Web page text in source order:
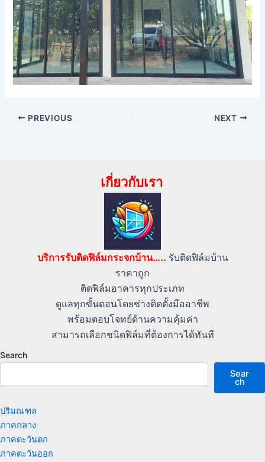
PREVIOUS NEXT
เกี่ยวกับเรา
บริการรับติดฟิล์มกระจกบ้าน….. รับติดฟิล์มบ้าน
ราคาถูก
ติดฟิล์มอาคารทุกประเภท
ดูแลทุกขั้นตอนโดยช่างติดตั้งมืออาชีพ
พร้อมตอบโจทย์ด้านความคุ้มค่า
สามารถเลือกชนิดฟิล์มที่ต้องการได้ทันที
Search
Sear
ch
ปริมณฑล
ภาคกลาง
ภาคตะวันตก
ภาคตะวันออก